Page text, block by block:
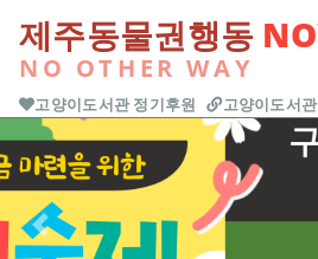
제주동물권행동
NO OTHER WAY
고양이도서관 정기후원 고양이도서
Previous